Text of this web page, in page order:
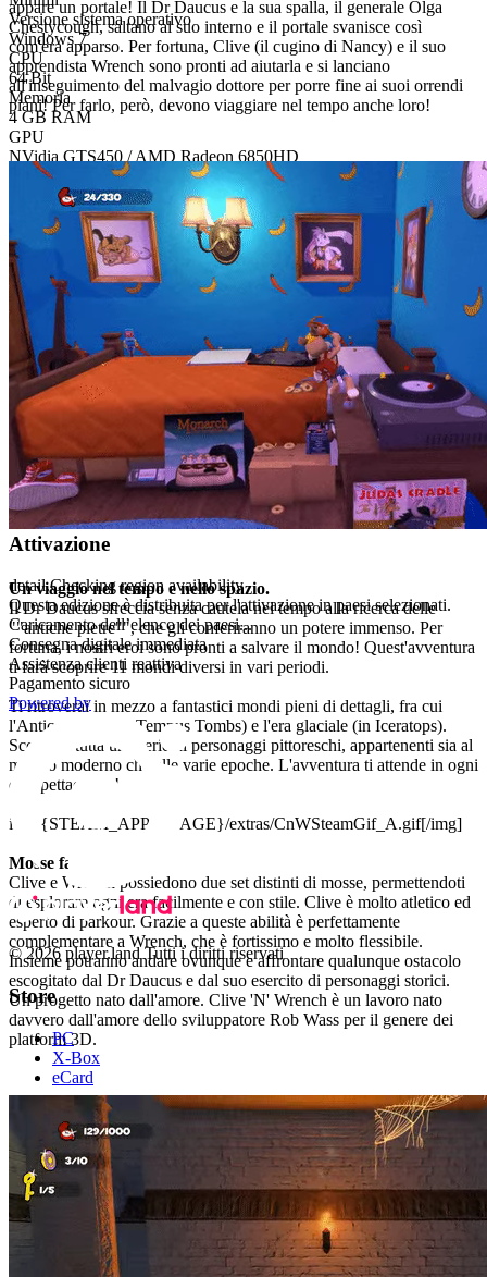
appare un portale! Il Dr Daucus e la sua spalla, il generale Olga
Chestycough, saltano al suo interno e il portale svanisce così
com'era apparso. Per fortuna, Clive (il cugino di Nancy) e il suo
apprendista Wrench sono pronti ad aiutarla e si lanciano
all'inseguimento del malvagio dottore per porre fine ai suoi orrendi
piani! Per farlo, però, devono viaggiare nel tempo anche loro!
Un viaggio nel tempo e nello spazio.
Il Dr Daucus sfreccia senza cautela nel tempo alla ricerca delle
""antiche pietre"", che gli conferiranno un potere immenso. Per
fortuna, i nostri eroi sono pronti a salvare il mondo! Quest'avventura
ti farà scoprire 11 mondi diversi in vari periodi.
Ti ritroverai in mezzo a fantastici mondi pieni di dettagli, fra cui
l'Antico Egitto (in Tempus Tombs) e l'era glaciale (in Iceratops).
Scoprirai tutta una serie di personaggi pittoreschi, appartenenti sia al
mondo moderno che alle varie epoche. L'avventura ti attende in ogni
era spettacolare!
img]{STEAM_APP_IMAGE}/extras/CnWSteamGif_A.gif[/img]
Mosse fantastiche.
Clive e Wrench possiedono due set distinti di mosse, permettendoti
di esplorare ogni era facilmente e con stile. Clive è molto atletico ed
esperto di parkour. Grazie a queste abilità è perfettamente
complementare a Wrench, che è fortissimo e molto flessibile.
Insieme potranno andare ovunque e affrontare qualunque ostacolo
escogitato dal Dr Daucus e dal suo esercito di personaggi storici.
Un progetto nato dall'amore. Clive 'N' Wrench è un lavoro nato
davvero dall'amore dello sviluppatore Rob Wass per il genere dei
platform 3D.
Versione sistema operativo
Windows 7
CPU
64 Bit
Memoria
4 GB RAM
GPU
NVidia GTS450 / AMD Radeon 6850HD
Archiviazione
5 GB available space
Note aggiuntive
Edizione digitaleDownload digitale
PEGI 7
Violence, Fear
Piattaforma
Steam
- 6%
$29.99
$27.99
Price watch
Acquista ora
Aggiungi al carrello
Attivazione
detail.Checking region availability
Questa edizione è distribuita per l'attivazione in paesi selezionati.
Caricamento dell’elenco dei paesi...
Consegna digitale immediata
Assistenza clienti reattiva
Pagamento sicuro
Powered by
© 2026 player.land Tutti i diritti riservati
Store
PC
X-Box
eCard
Supporto
FAQ
Metodi di pagamento
Azienda